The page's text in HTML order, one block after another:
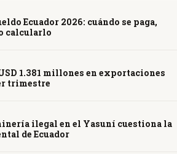
Ecuador 2026: cuándo se paga,
calcularlo
1.381 millones en exportaciones
trimestre
ilegal en el Yasuní cuestiona la
de Ecuador